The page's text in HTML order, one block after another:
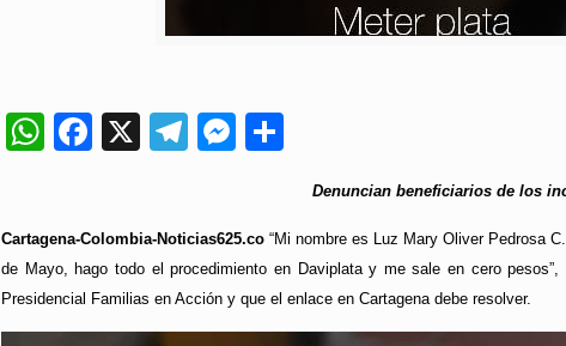
WhatsApp
Facebook
X Telegram
Messenger
Denuncian beneficiarios de los
Cartagena-Colombia-Noticias625.co “Mi nombre es Luz Mary Oliver Pedrosa
de Mayo, hago todo el procedimiento en Daviplata y me sale en cero
Presidencial Familias en Acción y que el enlace en Cartagena debe resolver.